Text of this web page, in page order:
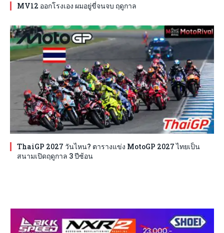
MV12 ออกโรงเอง ผมอยู่ขี่จนจบ ฤดูกาล
ThaiGP 2027 วันไหน? ตารางแข่ง MotoGP 2027 ไทยเป็น
สนามเปิดฤดูกาล 3 ปีซ้อน